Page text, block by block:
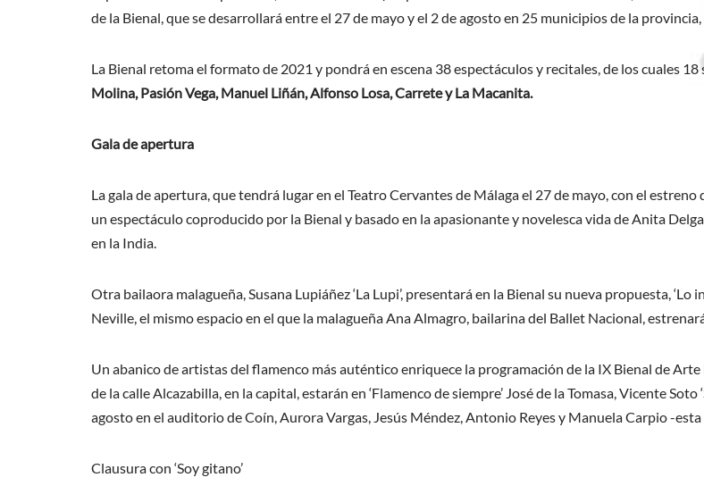
de la Bienal, que se desarrollará entre el 27 de mayo y el 2 de agosto en 25 municipios de la
La Bienal retoma el formato de 2021 y pondrá en escena 38 espectáculos y recitales, de los cuales
Molina, Pasión Vega, Manuel Liñán, Alfonso Losa, Carrete y La Macanita.
Gala de apertura
La gala de apertura, que tendrá lugar en el Teatro Cervantes de Málaga el 27 de mayo, con el estreno
un espectáculo coproducido por la Bienal y basado en la apasionante y novelesca vida de Anita
en la India.
Otra bailaora malagueña, Susana Lupiáñez ‘La Lupi’, presentará en la Bienal su nueva propuesta,
Neville, el mismo espacio en el que la malagueña Ana Almagro, bailarina del Ballet Nacional, estrenará
Un abanico de artistas del flamenco más auténtico enriquece la programación de la IX Bienal de
de la calle Alcazabilla, en la capital, estarán en ‘Flamenco de siempre’ José de la Tomasa, Vicente
agosto en el auditorio de Coín, Aurora Vargas, Jesús Méndez, Antonio Reyes y Manuela Carpio -esta
Clausura con ‘Soy gitano’